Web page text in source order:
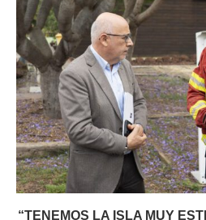
“TENEMOS LA ISLA MUY